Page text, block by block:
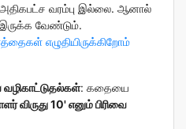
வரம்பு இல்லை. ஆனால்
வேண்டும்.
எழுதியிருக்கிறோம்
வழிகாட்டுதல்கள்: கதையை
விருது 10' எனும் பிரிவை